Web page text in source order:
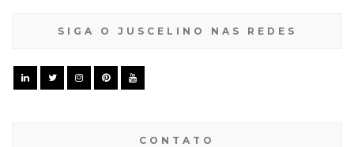
SIGA O JUSCELINO NAS REDES
CONTATO